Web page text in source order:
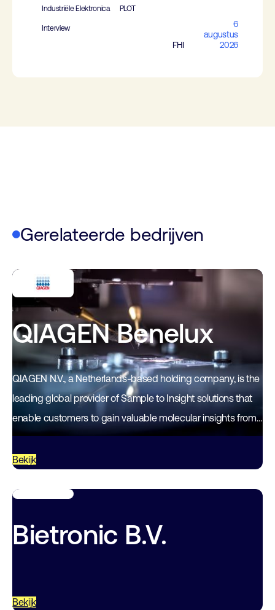
Industriële Elektronica PLOT
Interview
FHI
6
augustus
2026
Gerelateerde bedrijven
QIAGEN Benelux
QIAGEN N.V., a Netherlands-based holding company, is the
leading global provider of Sample to Insight solutions that
enable customers to gain valuable molecular insights from
samples containing the building blocks…
Bekijk
Bietronic B.V.
Bekijk